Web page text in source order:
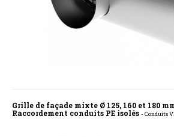
Grille de façade mixte Ø 125, 160 et 180
Raccordement conduits PE isolés - Conduits